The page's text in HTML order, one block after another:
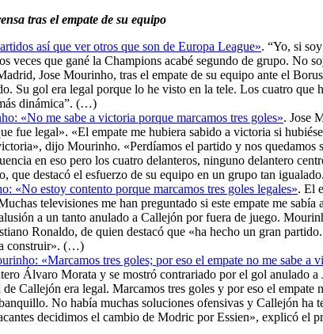
tras el empate de su equipo
así que ver otros que son de Europa League». “Yo, si
veces que gané la Champions acabé segundo de grupo. No
Jose Mourinho, tras el empate de su equipo ante el
Su gol era legal porque lo he visto en la tele. Los cuatro
dinámica”. (…)
«No me sabe a victoria porque marcamos tres goles». Jose
fue legal». «El empate me hubiera sabido a victoria si
dijo Mourinho. «Perdíamos el partido y nos
en eso pero los cuatro delanteros, ninguno delantero
que destacó el esfuerzo de su equipo en un grupo tan
«No estoy contento porque marcamos tres goles legales». El
televisiones me han preguntado si este empate me
a un tanto anulado a Callejón por fuera de juego.
Ronaldo, de quien destacó que «ha hecho un gran
construir». (…)
«Marcamos tres goles; por eso el empate no me sabe a
Álvaro Morata y se mostró contrariado por el gol anulado
Callejón era legal. Marcamos tres goles y por eso el
No había muchas soluciones ofensivas y Callejón
decidimos el cambio de Modric por Essien», explicó